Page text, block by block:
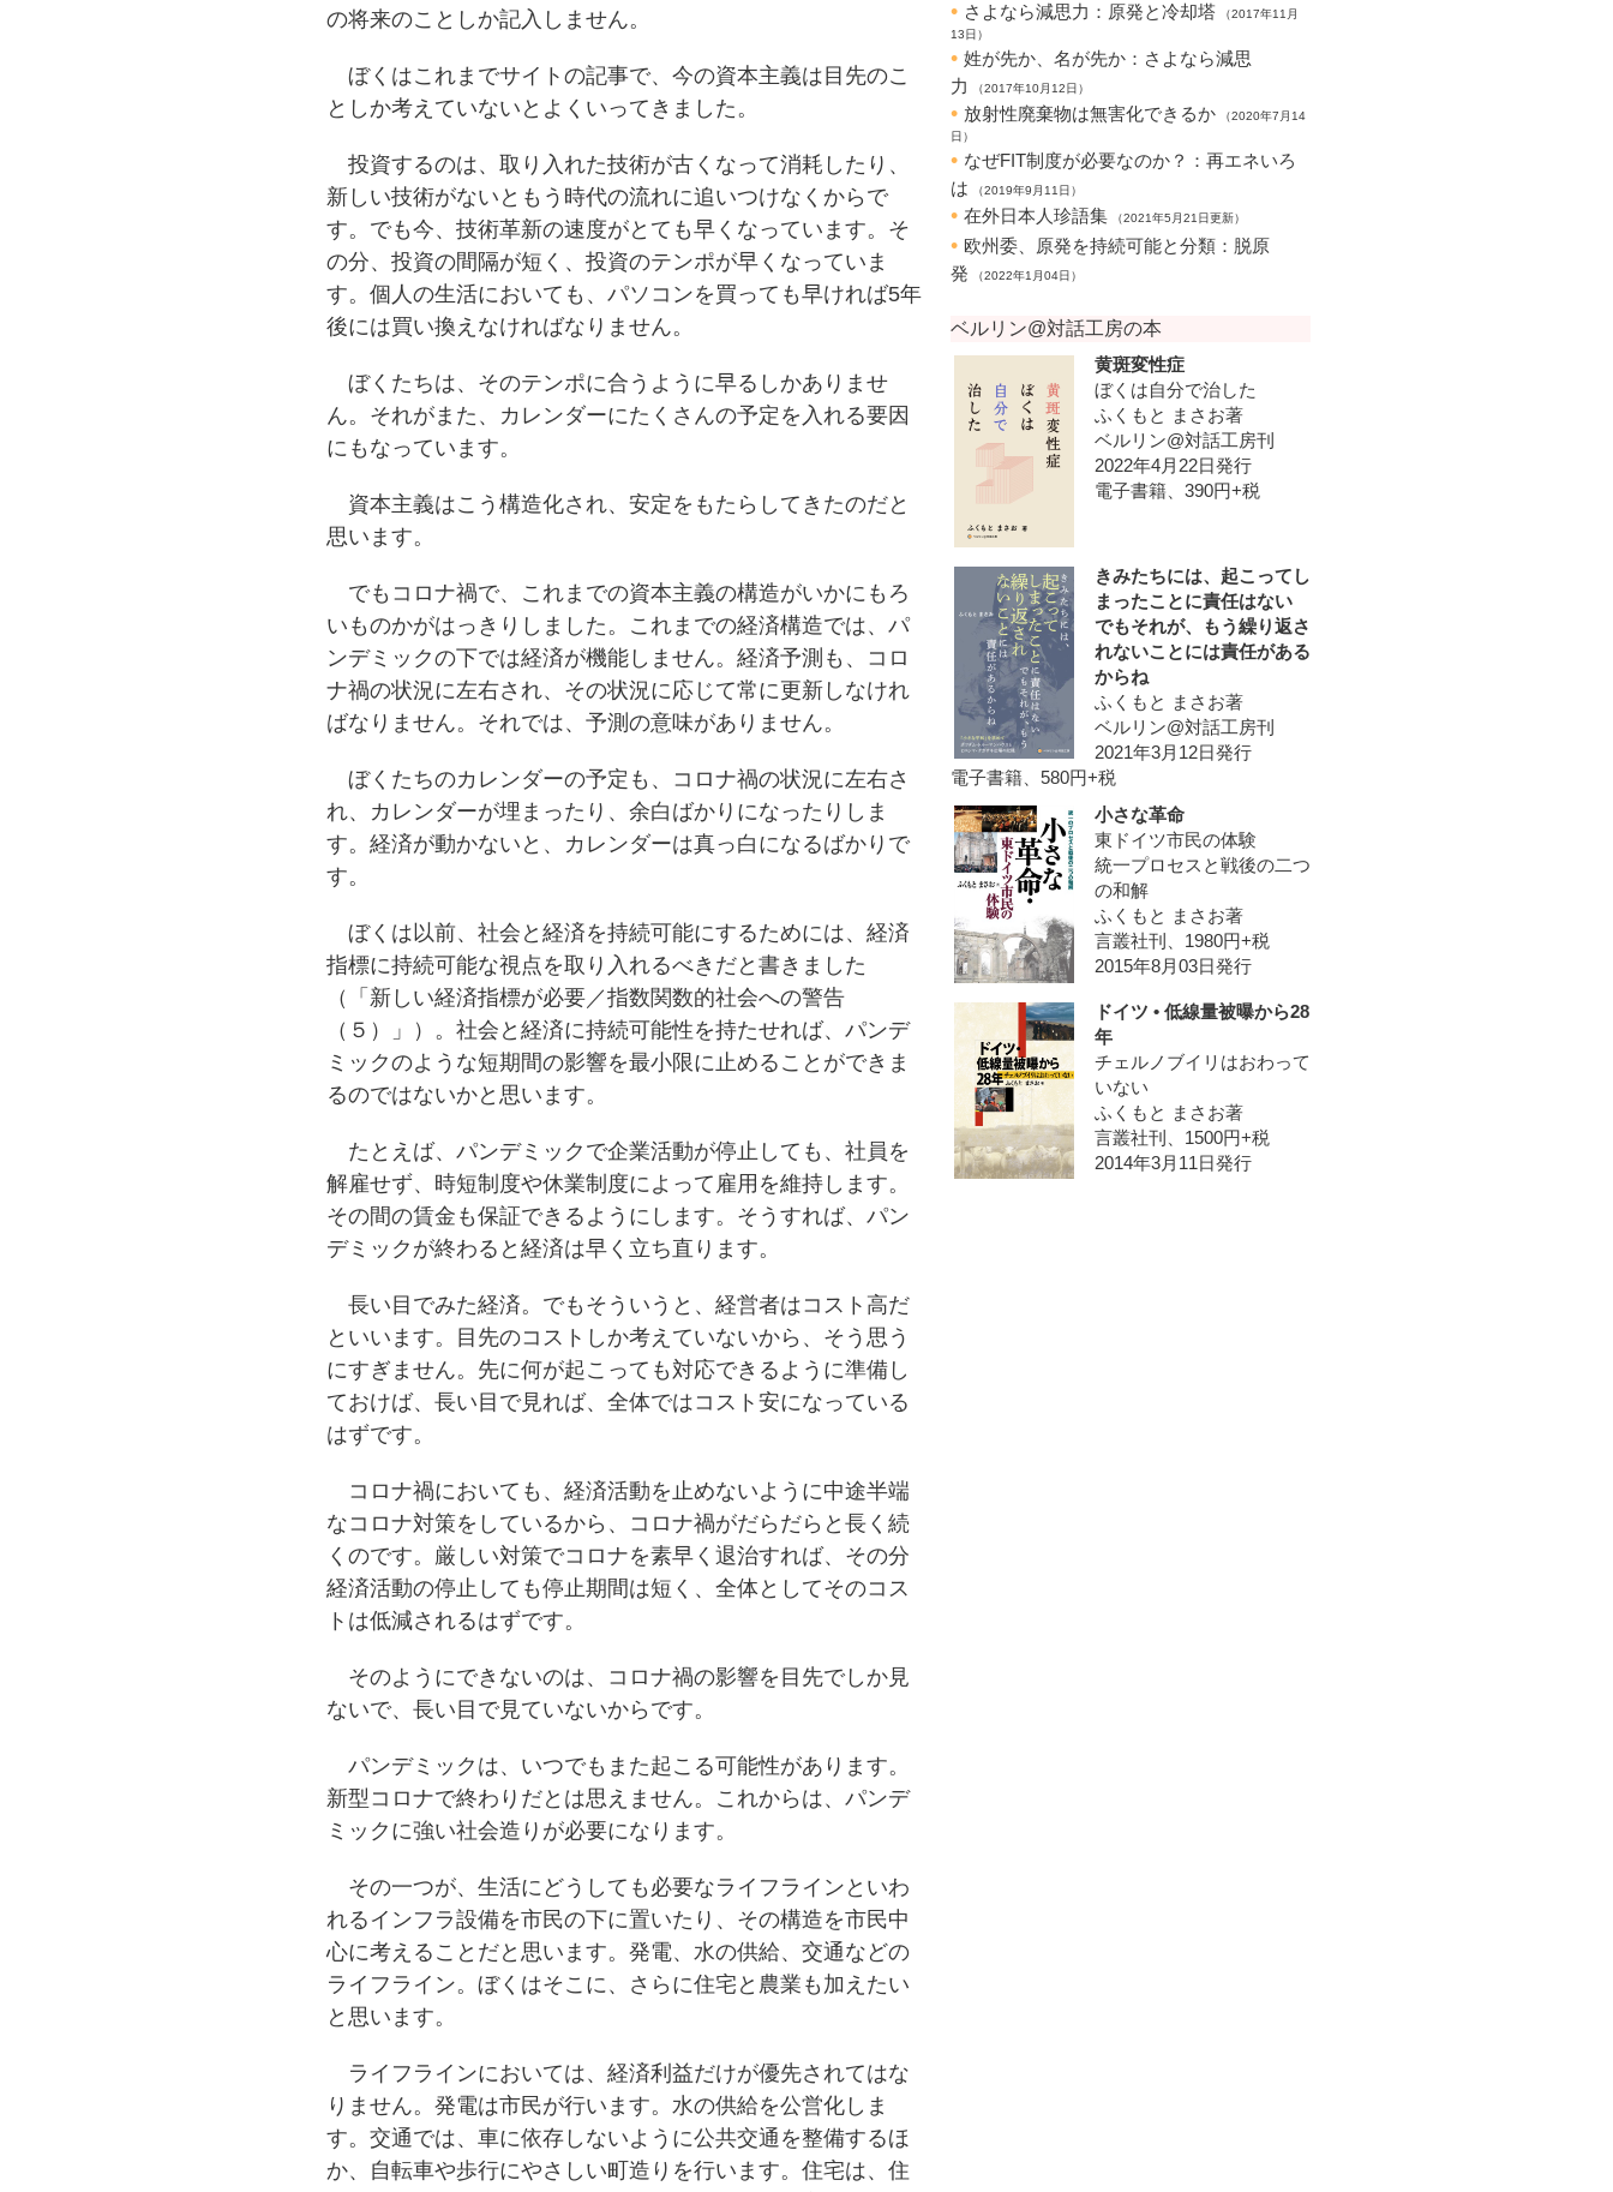
の将来のことしか記入しません。
ぼくはこれまでサイトの記事で、今の資本主義は目先のこ
としか考えていないとよくいってきました。
投資するのは、取り入れた技術が古くなって消耗したり、
新しい技術がないともう時代の流れに追いつけなくからで
す。でも今、技術革新の速度がとても早くなっています。そ
の分、投資の間隔が短く、投資のテンポが早くなっていま
す。個人の生活においても、パソコンを買っても早ければ5年
後には買い換えなければなりません。
ぼくたちは、そのテンポに合うように早るしかありませ
ん。それがまた、カレンダーにたくさんの予定を入れる要因
にもなっています。
資本主義はこう構造化され、安定をもたらしてきたのだと
思います。
でもコロナ禍で、これまでの資本主義の構造がいかにもろ
いものかがはっきりしました。これまでの経済構造では、パ
ンデミックの下では経済が機能しません。経済予測も、コロ
ナ禍の状況に左右され、その状況に応じて常に更新しなけれ
ばなりません。それでは、予測の意味がありません。
ぼくたちのカレンダーの予定も、コロナ禍の状況に左右さ
れ、カレンダーが埋まったり、余白ばかりになったりしま
す。経済が動かないと、カレンダーは真っ白になるばかりで
す。
ぼくは以前、社会と経済を持続可能にするためには、経済
指標に持続可能な視点を取り入れるべきだと書きました
（「 新しい経済指標が必要／指数関数的社会への警告
（５）
」）。社会と経済に持続可能性を持たせれば、パンデ
ミックのような短期間の影響を最小限に止めることができま
るのではないかと思います。
たとえば、パンデミックで企業活動が停止しても、社員を
解雇せず、時短制度や休業制度によって雇用を維持します。
その間の賃金も保証できるようにします。そうすれば、パン
デミックが終わると経済は早く立ち直ります。
長い目でみた経済。でもそういうと、経営者はコスト高だ
といいます。目先のコストしか考えていないから、そう思う
にすぎません。先に何が起こっても対応できるように準備し
ておけば、長い目で見れば、全体ではコスト安になっている
はずです。
コロナ禍においても、経済活動を止めないように中途半端
なコロナ対策をしているから、コロナ禍がだらだらと長く続
くのです。厳しい対策でコロナを素早く退治すれば、その分
経済活動の停止しても停止期間は短く、全体としてそのコス
トは低減されるはずです。
そのようにできないのは、コロナ禍の影響を目先でしか見
ないで、長い目で見ていないからです。
パンデミックは、いつでもまた起こる可能性があります。
新型コロナで終わりだとは思えません。これからは、パンデ
ミックに強い社会造りが必要になります。
その一つが、生活にどうしても必要なライフラインといわ
れるインフラ設備を市民の下に置いたり、その構造を市民中
心に考えることだと思います。発電、水の供給、交通などの
ライフライン。ぼくはそこに、さらに住宅と農業も加えたい
と思います。
ライフラインにおいては、経済利益だけが優先されてはな
りません。発電は市民が行います。水の供給を公営化しま
す。交通では、車に依存しないように公共交通を整備するほ
か、自転車や歩行にやさしい町造りを行います。住宅は、住